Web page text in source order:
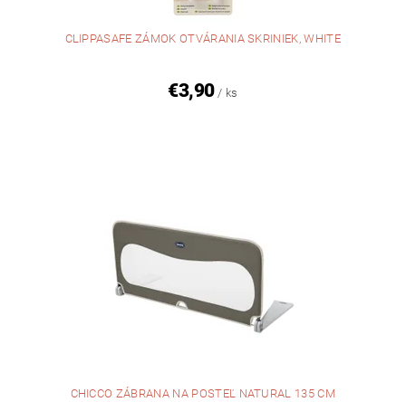
CLIPPASAFE ZÁMOK OTVÁRANIA SKRINIEK, WHITE
€3,90 / ks
CHICCO ZÁBRANA NA POSTEĽ NATURAL 135 CM